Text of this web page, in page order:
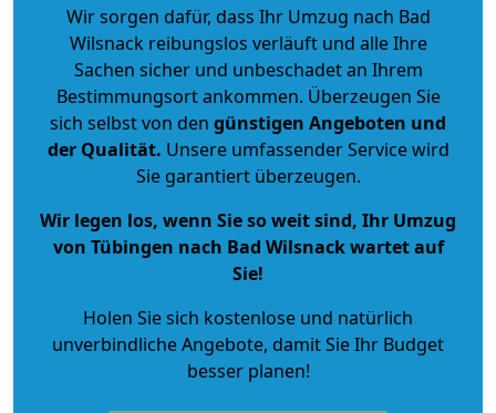
Wir sorgen dafür, dass Ihr Umzug nach Bad
Wilsnack reibungslos verläuft und alle Ihre
Sachen sicher und unbeschadet an Ihrem
Bestimmungsort ankommen. Überzeugen Sie
sich selbst von den günstigen Angeboten und
der Qualität. Unsere umfassender Service wird
Sie garantiert überzeugen.
Wir legen los, wenn Sie so weit sind, Ihr Umzug
von Tübingen nach Bad Wilsnack wartet auf
Sie!
Holen Sie sich kostenlose und natürlich
unverbindliche Angebote, damit Sie Ihr Budget
besser planen!